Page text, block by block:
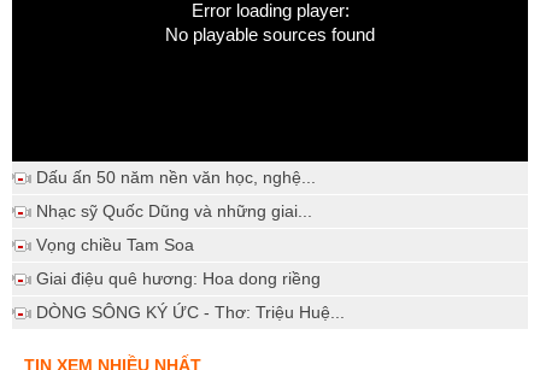
Error loading player:
No playable sources found
Dấu ấn 50 năm nền văn học, nghệ...
Nhạc sỹ Quốc Dũng và những giai...
Vọng chiều Tam Soa
Giai điệu quê hương: Hoa dong riềng
DÒNG SÔNG KÝ ỨC - Thơ: Triệu Huệ...
TIN XEM NHIỀU NHẤT